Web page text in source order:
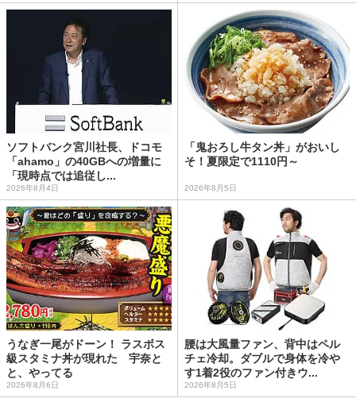
ソフトバンク宮川社長、ドコモ
「ahamo」の40GBへの増量に
「現時点では追従し...
2026年8月4日
「鬼おろし牛タン丼」がおいし
そ！夏限定で1110円～
2026年8月5日
うなぎ一尾がドーン！ ラスボス
級スタミナ丼が現れた 宇奈と
と、やってる
2026年8月6日
腰は大風量ファン、背中はペル
チェ冷却。ダブルで身体を冷や
す1着2役のファン付きウ...
2026年8月5日